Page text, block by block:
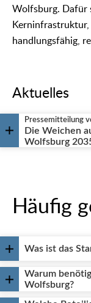
Wolfsburg. Dafür
handlungsfähig,
Aktuelles
Pressemitteilung
Die Weichen
Wolfsburg
Häufig
Was ist das
Warum
Wolfsburg?